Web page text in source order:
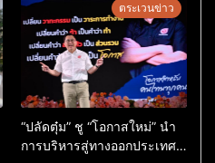
ตระเวนข่าว
“ปลัดตุ๋ม” ชู “โอกาสใหม่” นำ
การบริหารสู่ทางออกประเทศ